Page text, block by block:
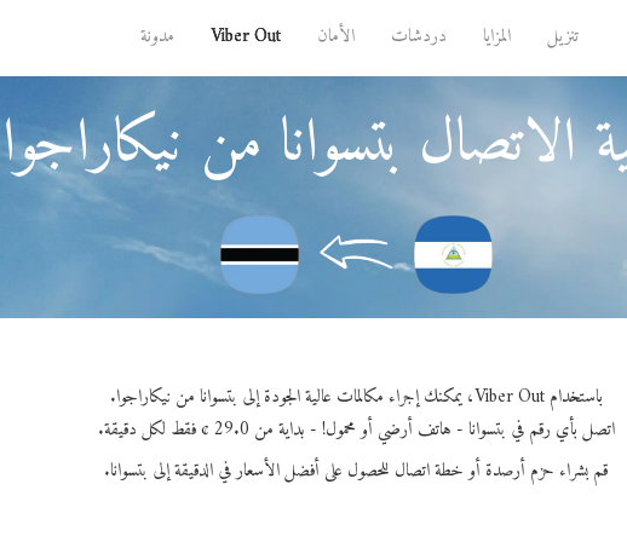
تنزيل المزايا دردشات الأمان Viber Out مدونة
الاتصال بتسوانا من نيكاراجوا
باستخدام Viber Out، يمكنك إجراء مكالمات عالية الجودة إلى بتسوانا من نيكاراجوا.
اتصل بأي رقم في بتسوانا - هاتف أرضي أو محمول! - بداية من 29.0 ¢ فقط لكل دقيقة.
قم بشراء حزم أرصدة أو خطة اتصال للحصول على أفضل الأسعار في الدقيقة إلى بتسوانا.